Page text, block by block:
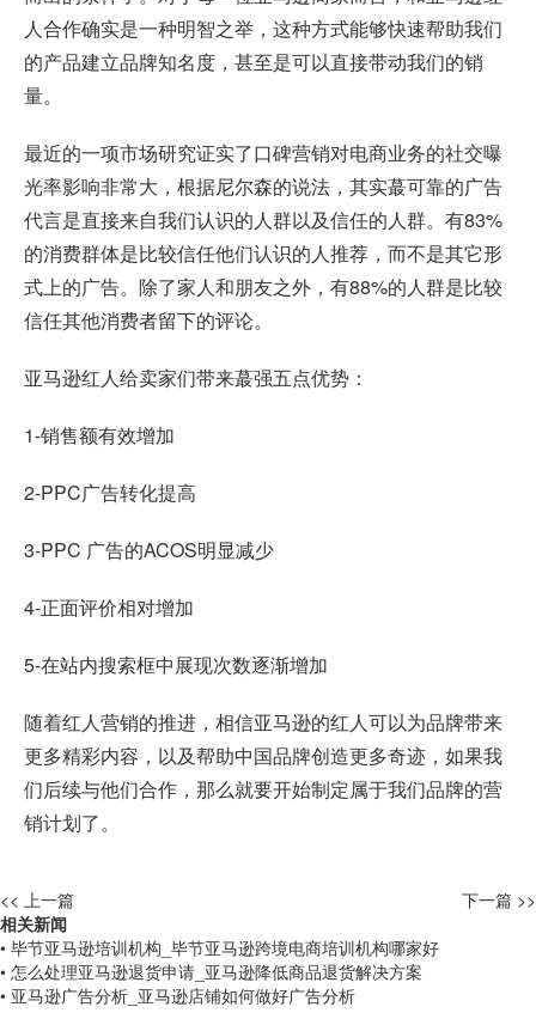
人合作确实是一种明智之举，这种方式能够快速帮助我们
的产品建立品牌知名度，甚至是可以直接带动我们的销
量。
最近的一项市场研究证实了口碑营销对电商业务的社交曝
光率影响非常大，根据尼尔森的说法，其实蕞可靠的广告
代言是直接来自我们认识的人群以及信任的人群。有83%
的消费群体是比较信任他们认识的人推荐，而不是其它形
式上的广告。除了家人和朋友之外，有88%的人群是比较
信任其他消费者留下的评论。
亚马逊红人给卖家们带来蕞强五点优势：
1-销售额有效增加
2-PPC广告转化提高
3-PPC 广告的ACOS明显减少
4-正面评价相对增加
5-在站内搜索框中展现次数逐渐增加
随着红人营销的推进，相信亚马逊的红人可以为品牌带来
更多精彩内容，以及帮助中国品牌创造更多奇迹，如果我
们后续与他们合作，那么就要开始制定属于我们品牌的营
销计划了。
<< 上一篇
下一篇 >>
相关新闻
• 毕节亚马逊培训机构_毕节亚马逊跨境电商培训机构哪家好
• 怎么处理亚马逊退货申请_亚马逊降低商品退货解决方案
• 亚马逊广告分析_亚马逊店铺如何做好广告分析